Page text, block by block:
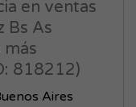
en ventas
Bs As
más
818212)
Aires